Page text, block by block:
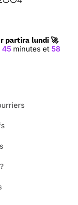
partira lundi 🚀
45minutes et 58